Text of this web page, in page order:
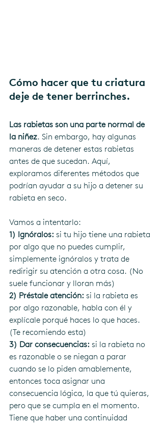
Cómo hacer que tu criatura
deje de tener berrinches.
Las rabietas son una parte normal de
la niñez. Sin embargo, hay algunas
maneras de detener estas rabietas
antes de que sucedan. Aquí,
exploramos diferentes métodos que
podrían ayudar a su hijo a detener su
rabieta en seco.
Vamos a intentarlo:
1) Ignóralos: si tu hijo tiene una rabieta
por algo que no puedes cumplir,
simplemente ignóralos y trata de
redirigir su atención a otra cosa. (No
suele funcionar y lloran más)
2) Préstale atención: si la rabieta es
por algo razonable, habla con él y
explícale porqué haces lo que haces.
(Te recomiendo esta)
3) Dar consecuencias: si la rabieta no
es razonable o se niegan a parar
cuando se lo piden amablemente,
entonces toca asignar una
consecuencia lógica, la que tú quieras,
pero que se cumpla en el momento.
Tiene que haber una continuidad